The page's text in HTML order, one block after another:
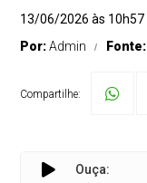
13/06/2026 às 10h57
Por:Admin Fonte:
Compartilhe:
Ouça: